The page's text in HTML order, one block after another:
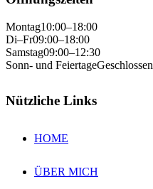
Montag10:00–18:00
Di–Fr09:00–18:00
Samstag09:00–12:30
Sonn- und FeiertageGeschlossen
Nützliche Links
HOME
ÜBER MICH